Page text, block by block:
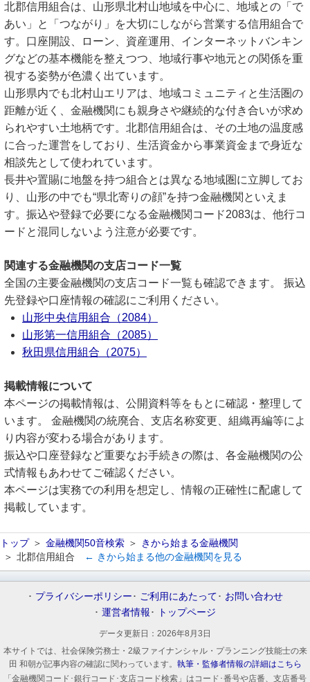
北郡信用組合は、山形県北村山地域を中心に、地域との「で
あい」と「つながり」を大切にしながら営業する信用組合で
す。口座開設、ローン、資産運用、インターネットバンキン
グなどの基本機能を整えつつ、地域行事や地元との関係を重
視する姿勢が色濃く出ています。
山形県内でも北村山エリアは、地域コミュニティと生活圏の
距離が近く、金融機関にも親身さや継続的な付き合いが求め
られやすい土地柄です。北郡信用組合は、その土地の温度感
に合った運営をしており、生活資金から事業資金まで身近な
相談先として使われています。
長井や置賜に地盤を持つ組合とは異なる地域圏に立脚してお
り、山形の中でも“県北寄りの顔”を持つ金融機関といえま
す。振込や登録で必要になる金融機関コード2083は、他行コ
ードと混同しないよう注意が必要です。
関連する金融機関の支店コード一覧
全国の主要金融機関の支店コード一覧も確認できます。 振込
先登録や口座情報の確認にご利用ください。
山形中央信用組合（2084）
山形第一信用組合（2085）
秋田県信用組合（2075）
掲載情報について
本ページの掲載情報は、公開資料等をもとに確認・整理して
います。 金融機関の統廃合、支店名称変更、組織再編等によ
り内容が変わる場合があります。
振込や口座登録など重要なお手続きの際は、各金融機関の公
式情報もあわせてご確認ください。
本ページは実務での利用を想定し、情報の正確性に配慮して
掲載しています。
トップ 金融機関50音検索
きから始まる金融機関
北郡信用組合
← きから始まる他の金融機関を見る
プライバシーポリシー ご利用にあたって
お問い合わせ
運営者情報
トップページ
データ更新日： 2026年8月3日
本サイトでは、社会保険労務士・2級ファイナンシャル・プランニング技能士の来
田 和朝が記事内容の確認に関わっています。 執筆・監修者情報の詳細はこちら
「金融機関コード･銀行コード･支店コード検索」はコード･番号や店番、支店番号